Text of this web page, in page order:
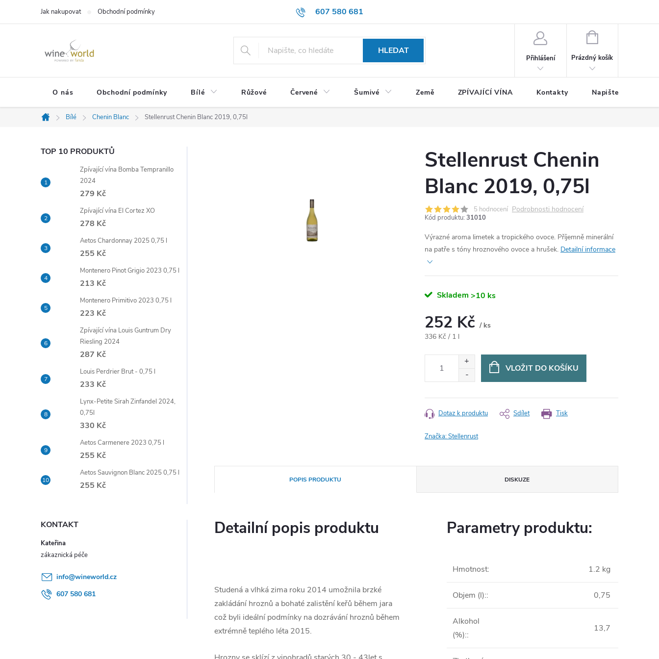
607 580 681
Jak nakupovat Obchodní podmínky
HLEDAT
Přihlášení
NÁKUPNÍ
Prázdný košík
O nás Obchodní podmínky Bílé Růžové Červené Šumivé Země ZPÍVAJÍCÍ VÍNA Kontakty Napište nám
Domů
Bílé Chenin Blanc Stellenrust Chenin Blanc 2019, 0,75l
P
o
s
t
r
a
n
í
p
a
n
e
l
TOP 10 PRODUKTŮ
Zpívající vína Bomba Tempranillo
2024
279 Kč
Zpívající vína El Cortez XO
278 Kč
Aetos Chardonnay 2025 0,75 l
255 Kč
Montenero Pinot Grigio 2023 0,75 l
213 Kč
Montenero Primitivo 2023 0,75 l
223 Kč
Zpívající vína Louis Guntrum Dry
Riesling 2024
287 Kč
Louis Perdrier Brut - 0,75 l
233 Kč
Lynx-Petite Sirah Zinfandel 2024,
0,75l
330 Kč
Aetos Carmenere 2023 0,75 l
255 Kč
Aetos Sauvignon Blanc 2025 0,75 l
255 Kč
KONTAKT
Kateřina
info@wineworld.cz
607 580 681
Stellenrust Chenin
Blanc 2019, 0,75l
5 hodnocení Podrobnosti hodnocení
Kód produktu: 31010
Výrazné aroma limetek a tropického ovoce. Příjemně minerální
na patře s tóny hroznového ovoce a hrušek. Detailní informace
Skladem >10 ks
252 Kč / ks
Měrná
336 Kč / 1 l
VLOŽIT DO KOŠÍKU
Tisk
Dotaz k produktu Sdílet
Značka:Stellenrust
POPIS PRODUKTU DISKUZE
Detailní popis produktu
Studená a vlhká zima roku 2014 umožnila brzké
zakládání hroznů a bohaté zalistění keřů během jara
což byli ideální podmínky na dozrávání hroznů během
extrémně teplého léta 2015.
Parametry produktu:
Hmotnost: 1.2 kg
Objem (l):: 0,75
Alkohol
(%)::
13,7